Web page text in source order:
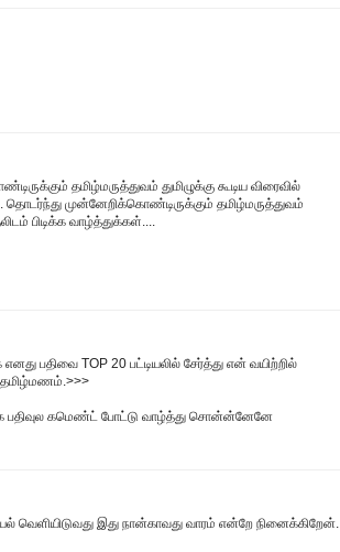
தமிழ்மருத்துவம் துமிழுக்கு கூடிய விரைவில்
தொடர்ந்து முன்னேறிக்கொண்டிருக்கும் தமிழ்மருத்துவம்
பிடிக்க வாழ்த்துக்கள்....
பதிவை TOP 20 பட்டியலில் சேர்த்து என் வயிற்றில்
தமிழ்மணம்.>>>
பதிவுல கமெண்ட் போட்டு வாழ்த்து சொன்ன்னேனே
வெளியிடுவது இது நான்காவது வாரம் என்றே நினைக்கிறேன்.